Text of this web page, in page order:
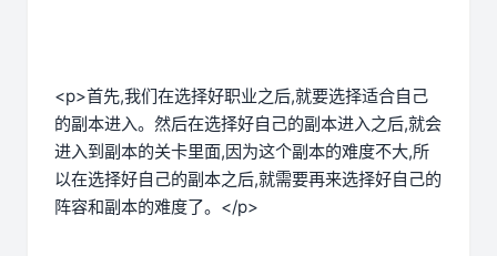
<p>首先,我们在选择好职业之后,就要选择适合自己
的副本进入。然后在选择好自己的副本进入之后,就会
进入到副本的关卡里面,因为这个副本的难度不大,所
以在选择好自己的副本之后,就需要再来选择好自己的
阵容和副本的难度了。</p>